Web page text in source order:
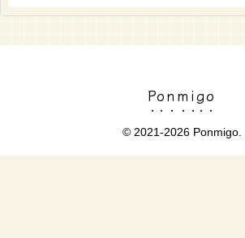
Ponmigo
© 2021-2026 Ponmigo.